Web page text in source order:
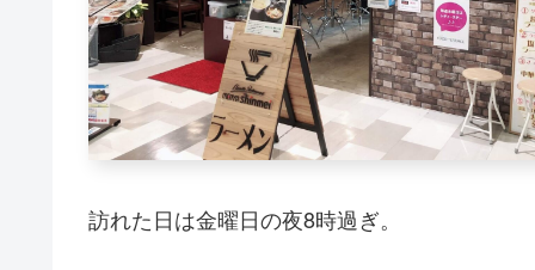
訪れた日は金曜日の夜8時過ぎ。